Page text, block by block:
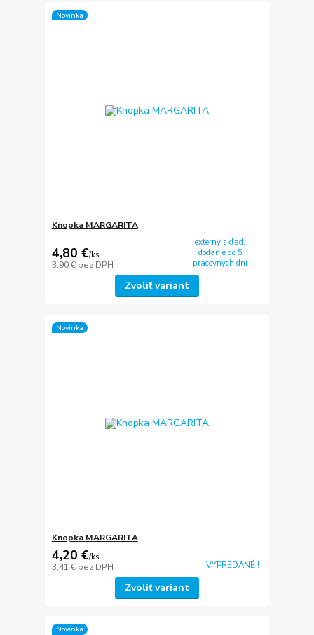
Novinka
Knopka MARGARITA
4,80 €/ks
3,90 € bez DPH
externý sklad,
dodanie do 5
pracovných dní
Zvoliť variant
Novinka
Knopka MARGARITA
4,20 €/ks
3,41 € bez DPH VYPREDANÉ !
Zvoliť variant
Novinka